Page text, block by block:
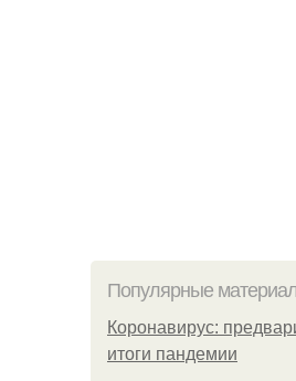
Популярные
Коронавирус:
итоги пандемии